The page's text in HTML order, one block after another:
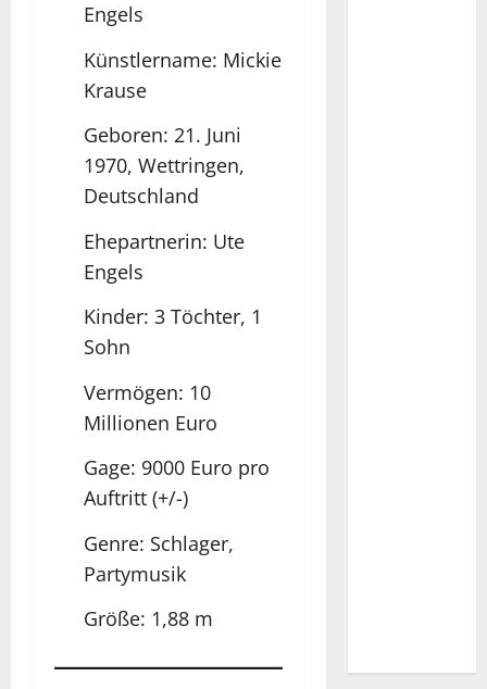
Engels
Künstlername: Mickie
Krause
Geboren: 21. Juni
1970, Wettringen,
Deutschland
Ehepartnerin: Ute
Engels
Kinder: 3 Töchter, 1
Sohn
Vermögen: 10
Millionen Euro
Gage: 9000 Euro pro
Auftritt (+/-)
Genre: Schlager,
Partymusik
Größe: 1,88 m